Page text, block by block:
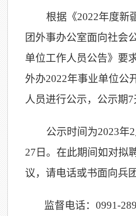
根据《2022年度新
团外事办公室面向社会
单位工作人员公告》要
外办2022年事业单位公
人员进行公示，公示期7
公示时间为2023年2
27 日。在此期间如对拟
议，请电话或书面向兵
监督电话： 0991-